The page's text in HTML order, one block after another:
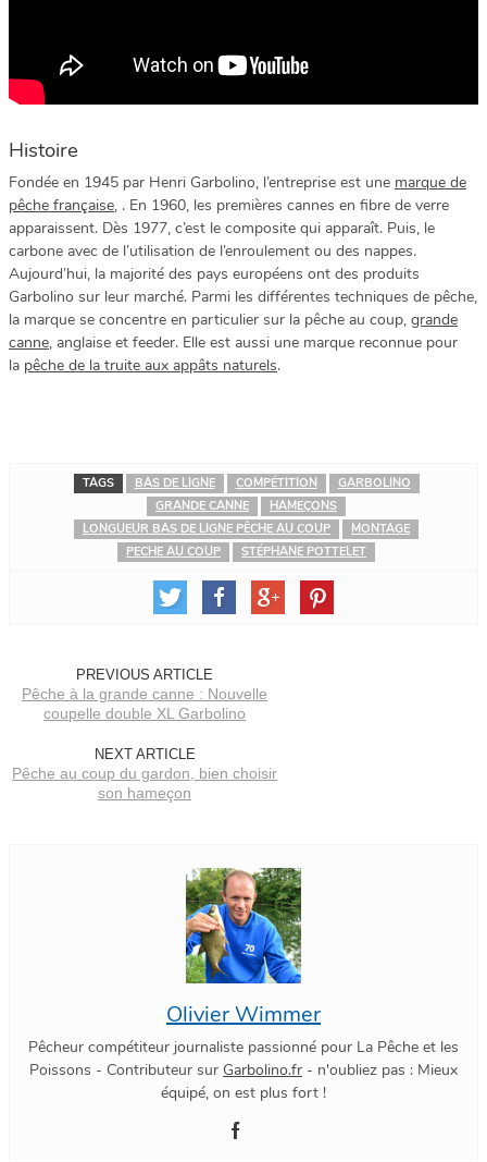
Histoire
Fondée en 1945 par Henri Garbolino, l’entreprise est une marque de
pêche française, . En 1960, les premières cannes en fibre de verre
apparaissent. Dès 1977, c’est le composite qui apparaît. Puis, le
carbone avec de l’utilisation de l’enroulement ou des nappes.
Aujourd’hui, la majorité des pays européens ont des produits
Garbolino sur leur marché. Parmi les différentes techniques de pêche,
la marque se concentre en particulier sur la pêche au coup, grande
canne, anglaise et feeder. Elle est aussi une marque reconnue pour
la pêche de la truite aux appâts naturels.
TAGS BAS DE LIGNE COMPÉTITION
GARBOLINO
GRANDE CANNE
HAMEÇONS
LONGUEUR BAS DE LIGNE PÊCHE AU COUP
MONTAGE
PECHE AU COUP
STÉPHANE POTTELET
PREVIOUS ARTICLE
Pêche à la grande canne : Nouvelle
coupelle double XL Garbolino
NEXT ARTICLE
Pêche au coup du gardon, bien choisir
son hameçon
Olivier Wimmer
Pêcheur compétiteur journaliste passionné pour La Pêche et les
Poissons - Contributeur sur Garbolino.fr - n'oubliez pas : Mieux
équipé, on est plus fort !